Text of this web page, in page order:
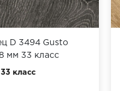
D 3494 Gusto
мм 33 класс
33 класс